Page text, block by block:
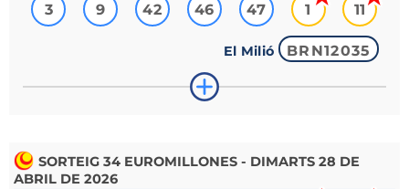
3 9 42 46 47 1 11
El Milió BRN12035
SORTEIG 34 EUROMILLONES - DIMARTS 28 DE
ABRIL DE 2026